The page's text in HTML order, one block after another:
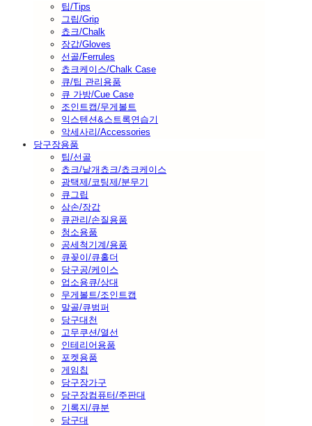
팁/Tips
그립/Grip
쵸크/Chalk
장갑/Gloves
선골/Ferrules
쵸크케이스/Chalk Case
큐/팁 관리용품
큐 가방/Cue Case
조인트캡/무게볼트
익스텐션&스트록연습기
악세사리/Accessories
당구장용품
팁/선골
쵸크/낱개쵸크/쵸크케이스
광택제/코팅제/분무기
큐그립
삼손/장갑
큐관리/손질용품
청소용품
공세척기계/용품
큐꽂이/큐홀더
당구공/케이스
업소용큐/상대
무게볼트/조인트캡
말골/큐범퍼
당구대천
고무쿠션/열선
인테리어용품
포켓용품
게임칩
당구장가구
당구장컴퓨터/주판대
기록지/큐분
당구대